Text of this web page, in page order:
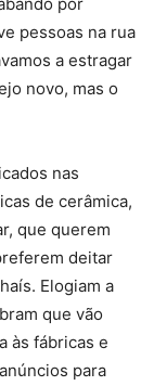
pessoas na rua
a estragar
novo, mas o
nas
de cerâmica,
que querem
deitar
Elogiam a
que vão
às fábricas e
para